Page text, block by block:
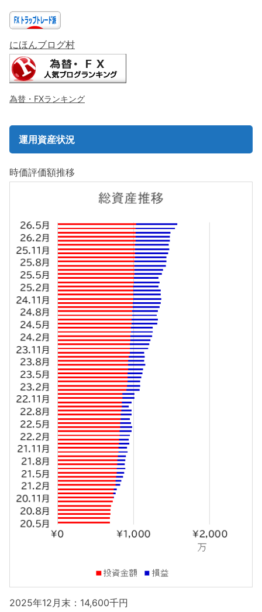
にほんブログ村
為替・FXランキング
運用資産状況
時価評価額推移
2025年12月末：14,600千円